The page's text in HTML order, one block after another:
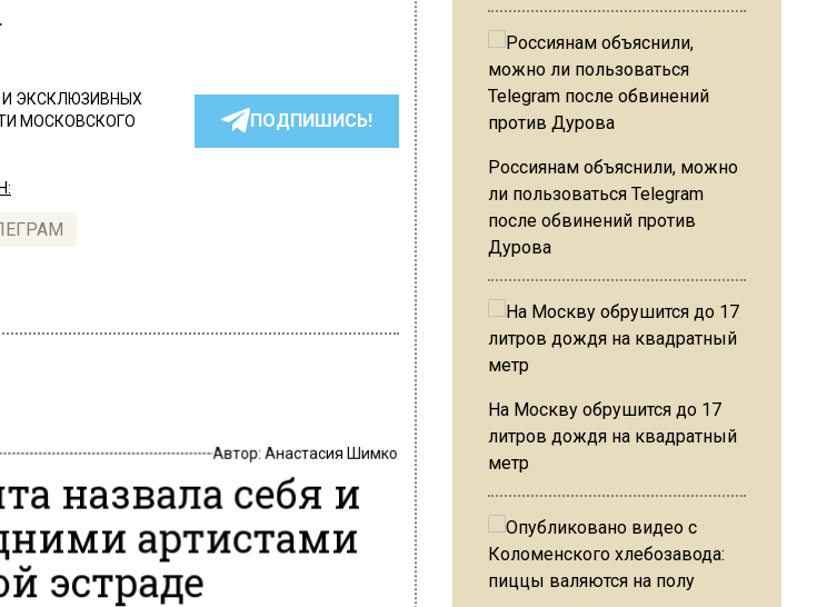
.
ЭКСКЛЮЗИВНЫХ
МОСКОВСКОГО
ПОДПИШИСЬ!
Автор: Анастасия Шимко
назвала себя и
артистами
эстраде
Россиянам объяснили, можно
ли пользоваться Telegram
после обвинений против
Дурова
На Москву обрушится до 17
литров дождя на квадратный
метр